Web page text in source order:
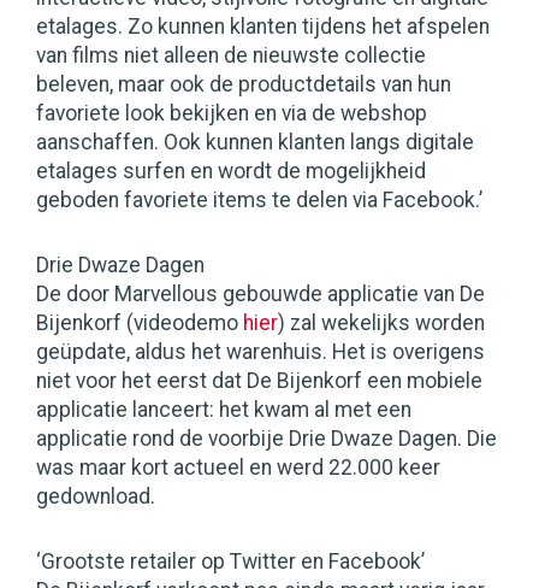
etalages. Zo kunnen klanten tijdens het afspelen
van films niet alleen de nieuwste collectie
beleven, maar ook de productdetails van hun
favoriete look bekijken en via de webshop
aanschaffen. Ook kunnen klanten langs digitale
etalages surfen en wordt de mogelijkheid
geboden favoriete items te delen via Facebook.’
Drie Dwaze Dagen
De door Marvellous gebouwde applicatie van De
Bijenkorf (videodemo hier) zal wekelijks worden
geüpdate, aldus het warenhuis. Het is overigens
niet voor het eerst dat De Bijenkorf een mobiele
applicatie lanceert: het kwam al met een
applicatie rond de voorbije Drie Dwaze Dagen. Die
was maar kort actueel en werd 22.000 keer
gedownload.
‘Grootste retailer op Twitter en Facebook’